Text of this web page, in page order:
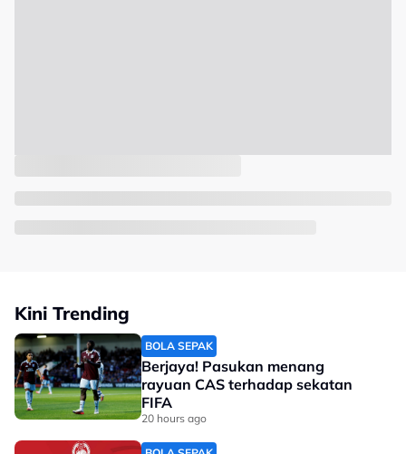
Kini Trending
BOLA SEPAK
Berjaya! Pasukan menang
rayuan CAS terhadap sekatan
FIFA
20 hours ago